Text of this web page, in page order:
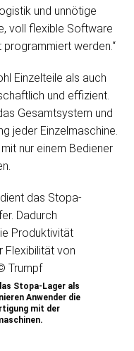
und unnötige
voll flexible Software
werden.“
Einzelteile als auch
und effizient.
Gesamtsystem und
jeder Einzelmaschine.
nur einem Bediener
Stopa-Lager als
Anwender die
mit der